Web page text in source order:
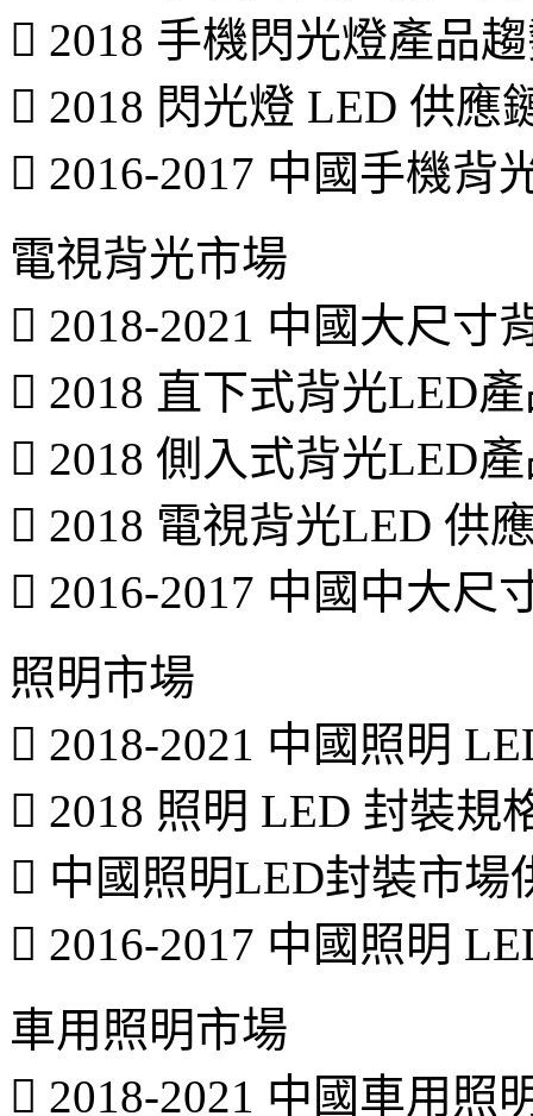
 2018 手機閃光燈產品
 2018 閃光燈 LED 供應
 2016-2017 中國手機背
電視背光市場
 2018-2021 中國大尺寸
 2018 直下式背光LED
 2018 側入式背光LED
 2018 電視背光LED 供
 2016-2017 中國中大尺
照明市場
 2018-2021 中國照明
 2018 照明 LED 封裝規
 中國照明LED封裝市場
 2016-2017 中國照明
車用照明市場
 2018-2021 中國車用照